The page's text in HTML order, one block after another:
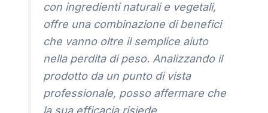
con ingredienti naturali e vegetali,
offre una combinazione di benefici
che vanno oltre il semplice aiuto
nella perdita di peso. Analizzando il
prodotto da un punto di vista
professionale, posso affermare che